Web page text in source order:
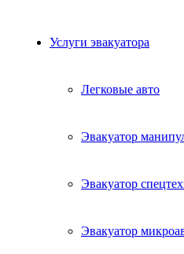
Услуги эвакуатора
Легковые авто
Эвакуатор
Эвакуатор
Эвакуатор